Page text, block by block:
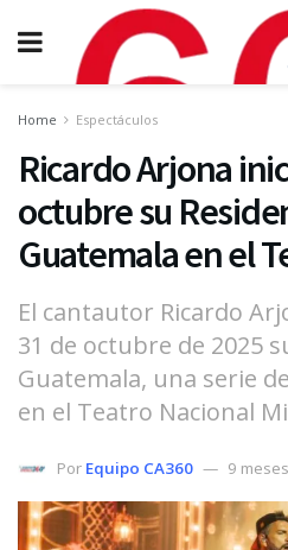
Home Espectáculos
Ricardo Arjona
octubre su
Guatemala en el
El cantautor Ricardo
31 de octubre de 2025
Guatemala, una serie
en el Teatro Nacional
Por Equipo CA360 9